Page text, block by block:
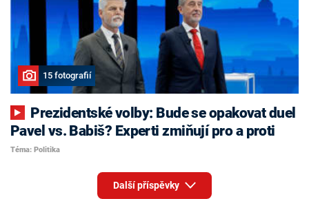
15 fotografií
Pavel vs. Babiš? Experti zmiňují pro a proti
Téma: Politika
Další příspěvky